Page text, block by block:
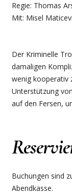
Regie: Thomas
Mit: Misel
Der Kriminelle
damaligen
wenig kooperativ
Unterstützung
auf den Fersen,
Buchungen sind
Abendkasse.